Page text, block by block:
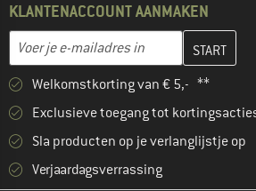
KLANTENACCOUNT AANMAKEN
E-mailadres
Vul je e-mailadres hier in en maak in de
Welkomstkorting van € 5,- **
Exclusieve toegang tot
Sla producten op je verlanglijstje op
Verjaardagsverrassing